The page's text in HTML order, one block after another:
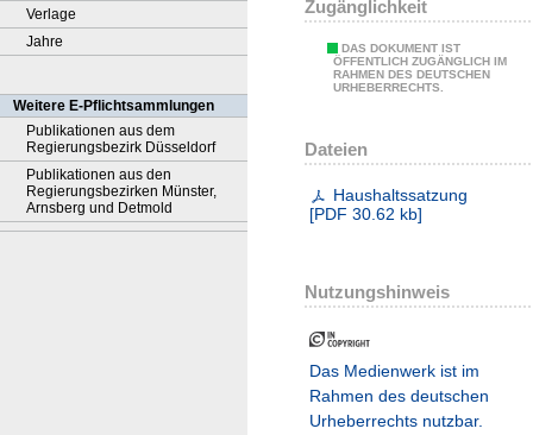
Verlage
Jahre
Weitere E-Pflichtsammlungen
Publikationen aus dem
Regierungsbezirk Düsseldorf
Publikationen aus den
Regierungsbezirken Münster,
Arnsberg und Detmold
Zugänglichkeit
DAS DOKUMENT IST
ÖFFENTLICH ZUGÄNGLICH IM
RAHMEN DES DEUTSCHEN
URHEBERRECHTS.
Dateien
Haushaltssatzung
[PDF 30.62 kb]
Nutzungshinweis
Das Medienwerk ist im
Rahmen des deutschen
Urheberrechts nutzbar.